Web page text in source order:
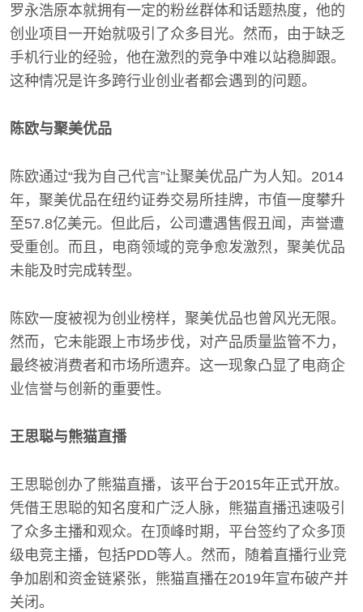
罗永浩原本就拥有一定的粉丝群体和话题热度，他的
创业项目一开始就吸引了众多目光。然而，由于缺乏
手机行业的经验，他在激烈的竞争中难以站稳脚跟。
这种情况是许多跨行业创业者都会遇到的问题。
陈欧与聚美优品
陈欧通过“我为自己代言”让聚美优品广为人知。2014
年，聚美优品在纽约证券交易所挂牌，市值一度攀升
至57.8亿美元。但此后，公司遭遇售假丑闻，声誉遭
受重创。而且，电商领域的竞争愈发激烈，聚美优品
未能及时完成转型。
陈欧一度被视为创业榜样，聚美优品也曾风光无限。
然而，它未能跟上市场步伐，对产品质量监管不力，
最终被消费者和市场所遗弃。这一现象凸显了电商企
业信誉与创新的重要性。
王思聪与熊猫直播
王思聪创办了熊猫直播，该平台于2015年正式开放。
凭借王思聪的知名度和广泛人脉，熊猫直播迅速吸引
了众多主播和观众。在顶峰时期，平台签约了众多顶
级电竞主播，包括PDD等人。然而，随着直播行业竞
争加剧和资金链紧张，熊猫直播在2019年宣布破产并
关闭。